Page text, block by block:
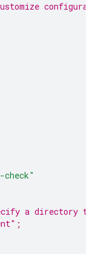
configuration
a directory that